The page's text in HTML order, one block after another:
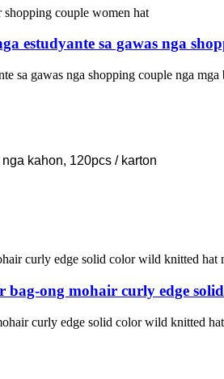
estudyante sa gawas nga
sa gawas nga shopping couple nga mga
kahon, 120pcs / karton
bag-ong mohair curly edge
curly edge solid color wild knitted